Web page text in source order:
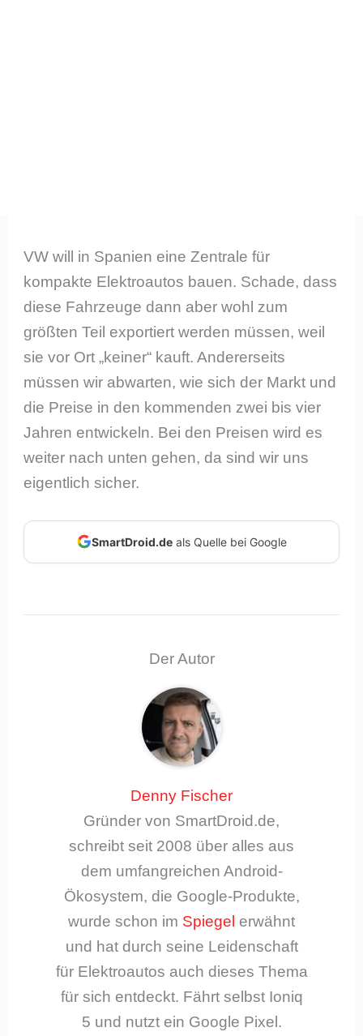
VW will in Spanien eine Zentrale für
kompakte Elektroautos bauen. Schade, dass
diese Fahrzeuge dann aber wohl zum
größten Teil exportiert werden müssen, weil
sie vor Ort „keiner“ kauft. Andererseits
müssen wir abwarten, wie sich der Markt und
die Preise in den kommenden zwei bis vier
Jahren entwickeln. Bei den Preisen wird es
weiter nach unten gehen, da sind wir uns
eigentlich sicher.
SmartDroid.deals Quelle bei Google
Der Autor
Denny Fischer
Gründer von SmartDroid.de,
schreibt seit 2008 über alles aus
dem umfangreichen Android-
Ökosystem, die Google-Produkte,
wurde schon im Spiegel erwähnt
und hat durch seine Leidenschaft
für Elektroautos auch dieses Thema
für sich entdeckt. Fährt selbst Ioniq
5 und nutzt ein Google Pixel.